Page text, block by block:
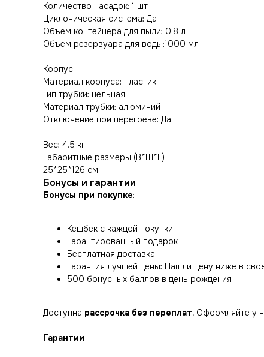
Количество насадок: 1 шт
Циклоническая система: Да
Объем контейнера для пыли: 0.8 л
Объем резервуара для воды:1000 мл
Корпус
Материал корпуса: пластик
Тип трубки: цельная
Материал трубки: алюминий
Отключение при перегреве: Да
Вес: 4.5 кг
Габаритные размеры (В*Ш*Г)
25*25*126 см
Бонусы и гарантии
Бонусы при покупке:
Кешбек с каждой покупки
Гарантированный подарок
Бесплатная доставка
Гарантия лучшей цены: Нашли цену ниже в
500 бонусных баллов в день рождения
Доступна рассрочка без переплат! Оформляйте у
Гарантии